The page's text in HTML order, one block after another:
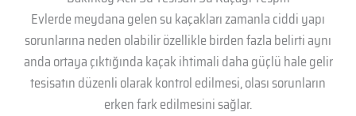
Evlerde meydana gelen su kaçakları zamanla ciddi yapı
sorunlarına neden olabilir özellikle birden fazla belirti aynı
anda ortaya çıktığında kaçak ihtimali daha güçlü hale gelir
tesisatın düzenli olarak kontrol edilmesi, olası sorunların
erken fark edilmesini sağlar.